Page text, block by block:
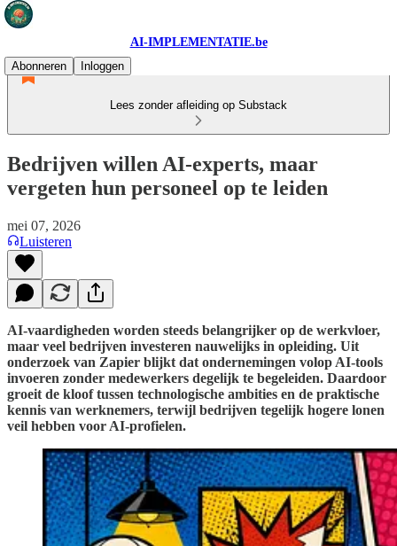
AI-IMPLEMENTATIE.be
Abonneren
Inloggen
Lees zonder afleiding op Substack
Bedrijven willen AI-experts, maar
vergeten hun personeel op te leiden
mei 07, 2026
Luisteren
AI-vaardigheden worden steeds belangrijker op de werkvloer,
maar veel bedrijven investeren nauwelijks in opleiding. Uit
onderzoek van Zapier blijkt dat ondernemingen volop AI-tools
invoeren zonder medewerkers degelijk te begeleiden. Daardoor
groeit de kloof tussen technologische ambities en de praktische
kennis van werknemers, terwijl bedrijven tegelijk hogere lonen
veil hebben voor AI-profielen.